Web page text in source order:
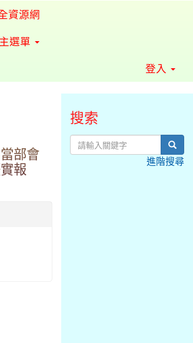
資源網
主選單
登入
部會
報
搜索
進階搜尋